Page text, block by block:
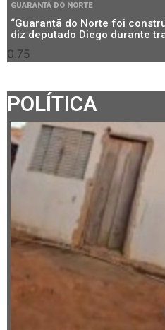
GUARANTÃ DO NORTE
“Guarantã do Norte foi
diz deputado Diego durante
POLÍTICA